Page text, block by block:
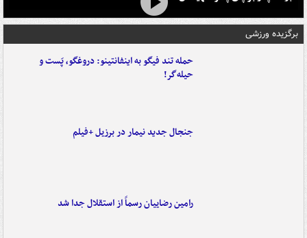
برگزیده ورزشی
حمله تند فیگو به اینفانتینو: دروغگو، پَست‌ و
حیله‌گر!
جنجال جدید نیمار در برزیل +فیلم
رامین رضاییان رسماً از استقلال جدا شد